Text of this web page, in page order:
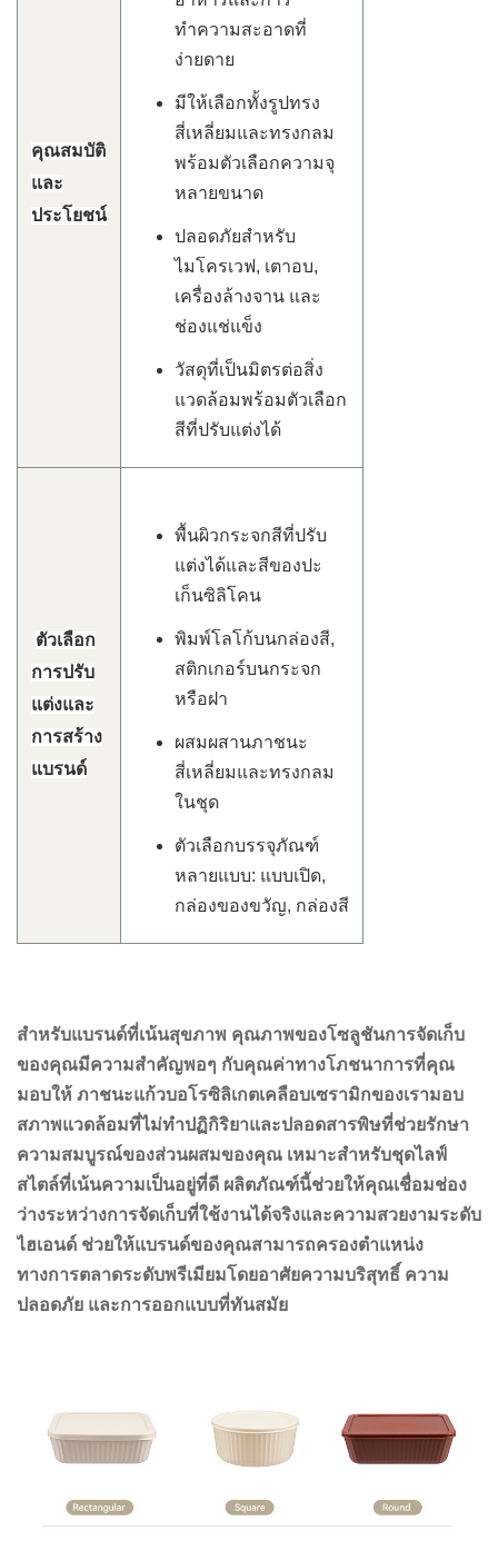
คุณสมบัติ
และ
ประโยชน์
ทำความสะอาดที่
ง่ายดาย
มีให้เลือกทั้งรูปทรง
สี่เหลี่ยมและทรงกลม
พร้อมตัวเลือกความจุ
หลายขนาด
ปลอดภัยสำหรับ
ไมโครเวฟ, เตาอบ,
เครื่องล้างจาน และ
ช่องแช่แข็ง
วัสดุที่เป็นมิตรต่อสิ่ง
แวดล้อมพร้อมตัวเลือก
สีที่ปรับแต่งได้
ตัวเลือก
การปรับ
แต่งและ
การสร้าง
แบรนด์
พื้นผิวกระจกสีที่ปรับ
แต่งได้และสีของปะ
เก็นซิลิโคน
พิมพ์โลโก้บนกล่องสี,
สติกเกอร์บนกระจก
หรือฝา
ผสมผสานภาชนะ
สี่เหลี่ยมและทรงกลม
ในชุด
ตัวเลือกบรรจุภัณฑ์
หลายแบบ: แบบเปิด,
กล่องของขวัญ, กล่องสี
สำหรับแบรนด์ที่เน้นสุขภาพ คุณภาพของโซลูชันการจัดเก็บ
ของคุณมีความสำคัญพอๆ กับคุณค่าทางโภชนาการที่คุณ
มอบให้ ภาชนะแก้วบอโรซิลิเกตเคลือบเซรามิกของเรามอบ
สภาพแวดล้อมที่ไม่ทำปฏิกิริยาและปลอดสารพิษที่ช่วยรักษา
ความสมบูรณ์ของส่วนผสมของคุณ เหมาะสำหรับชุดไลฟ์
สไตล์ที่เน้นความเป็นอยู่ที่ดี ผลิตภัณฑ์นี้ช่วยให้คุณเชื่อมช่อง
ว่างระหว่างการจัดเก็บที่ใช้งานได้จริงและความสวยงามระดับ
ไฮเอนด์ ช่วยให้แบรนด์ของคุณสามารถครองตำแหน่ง
ทางการตลาดระดับพรีเมียมโดยอาศัยความบริสุทธิ์ ความ
ปลอดภัย และการออกแบบที่ทันสมัย